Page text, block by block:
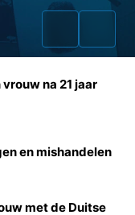
na 21 jaar
en mishandelen
met de Duitse